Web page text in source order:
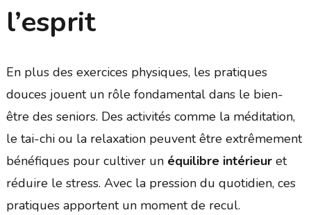
l’esprit
En plus des exercices physiques, les pratiques
douces jouent un rôle fondamental dans le bien-
être des seniors. Des activités comme la méditation,
le tai-chi ou la relaxation peuvent être extrêmement
bénéfiques pour cultiver un équilibre intérieuret
réduire le stress. Avec la pression du quotidien, ces
pratiques apportent un moment de recul.